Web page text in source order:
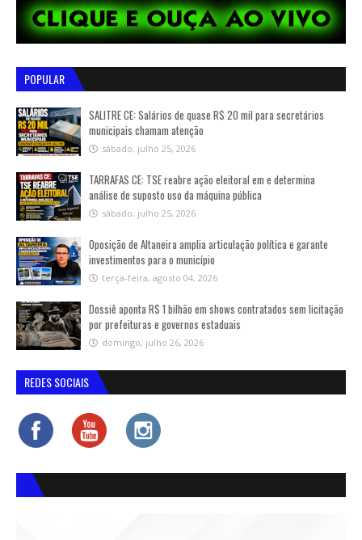
POPULAR
SALITRE CE: Salários de quase R$ 20 mil para secretários
municipais chamam atenção
sábado, julho 25, 2026
TARRAFAS CE: TSE reabre ação eleitoral em e determina
análise de suposto uso da máquina pública
sábado, julho 25, 2026
Oposição de Altaneira amplia articulação política e garante
investimentos para o município
terça-feira, agosto 04, 2026
Dossiê aponta R$ 1 bilhão em shows contratados sem licitação
por prefeituras e governos estaduais
domingo, julho 26, 2026
REDES SOCIAIS